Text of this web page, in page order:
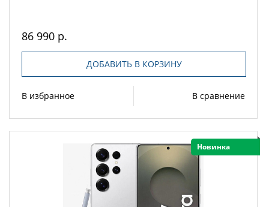
86 990 р.
ДОБАВИТЬ В КОРЗИНУ
В избранное В сравнение
Новинка